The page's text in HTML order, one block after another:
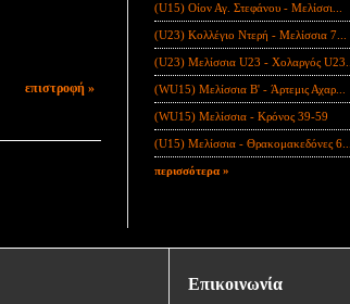
επιστροφή »
(U15) Οίον Αγ. Στεφάνου - Μελίσσι...
(U23) Κολλέγιο Ντερή - Μελίσσια 7...
(U23) Μελίσσια U23 - Χολαργός U23...
(WU15) Μελίσσια B' - Άρτεμις Αχαρ...
(WU15) Μελίσσια - Κρόνος 39-59
(U15) Μελίσσια - Θρακομακεδόνες 6...
περισσότερα »
Επικοινωνία